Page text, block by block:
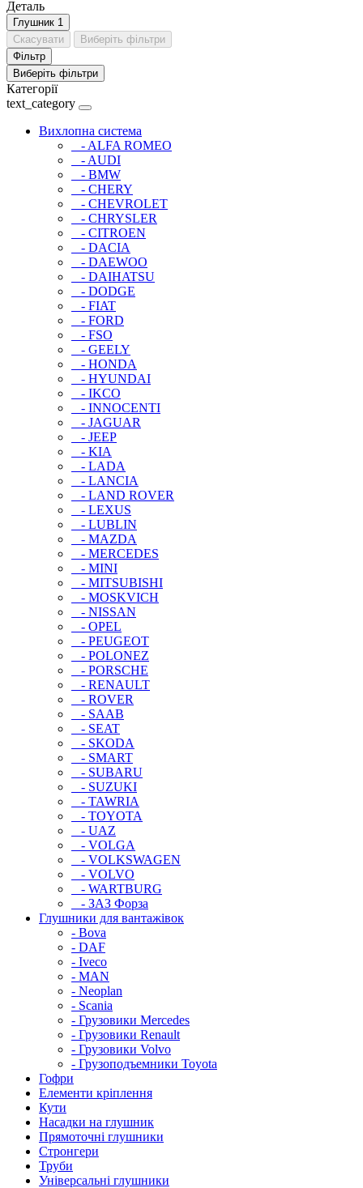
Деталь
Глушник 1
Скасувати
Виберіть фільтри
Фільтр
Виберіть фільтри
Категорії
text_category
Вихлопна система
- ALFA ROMEO
- AUDI
- BMW
- CHERY
- CHEVROLET
- CHRYSLER
- CITROEN
- DACIA
- DAEWOO
- DAIHATSU
- DODGE
- FIAT
- FORD
- FSO
- GEELY
- HONDA
- HYUNDAI
- IKCO
- INNOCENTI
- JAGUAR
- JEEP
- KIA
- LADA
- LANCIA
- LAND ROVER
- LEXUS
- LUBLIN
- MAZDA
- MERCEDES
- MINI
- MITSUBISHI
- MOSKVICH
- NISSAN
- OPEL
- PEUGEOT
- POLONEZ
- PORSCHE
- RENAULT
- ROVER
- SAAB
- SEAT
- SKODA
- SMART
- SUBARU
- SUZUKI
- TAWRIA
- TOYOTA
- UAZ
- VOLGA
- VOLKSWAGEN
- VOLVO
- WARTBURG
- ЗАЗ Форза
Глушники для вантажівок
- Bova
- DAF
- Iveco
- MAN
- Neoplan
- Scania
- Грузовики Mercedes
- Грузовики Renault
- Грузовики Volvo
- Грузоподъемники Toyota
Гофри
Елементи кріплення
Кути
Насадки на глушник
Прямоточні глушники
Стронгери
Труби
Універсальні глушники